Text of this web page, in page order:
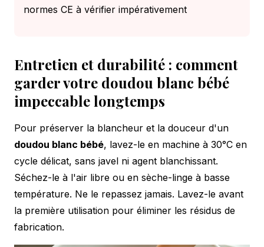
normes CE à vérifier impérativement
Entretien et durabilité : comment
garder votre doudou blanc bébé
impeccable longtemps
Pour préserver la blancheur et la douceur d'un
doudou blanc bébé, lavez-le en machine à 30°C en
cycle délicat, sans javel ni agent blanchissant.
Séchez-le à l'air libre ou en sèche-linge à basse
température. Ne le repassez jamais. Lavez-le avant
la première utilisation pour éliminer les résidus de
fabrication.